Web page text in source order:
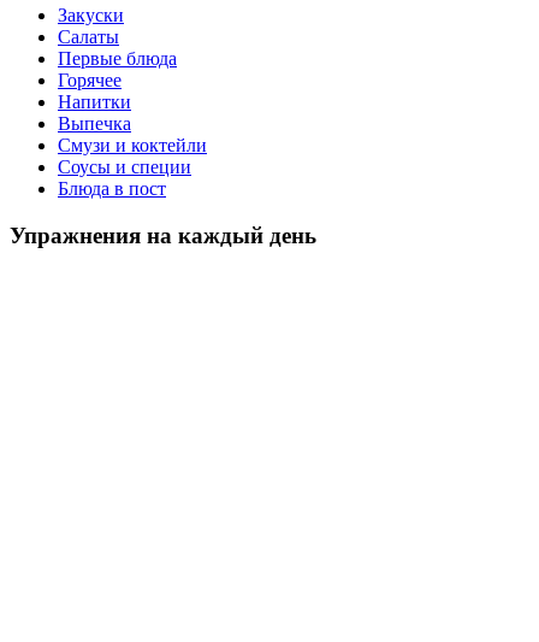
Закуски
Салаты
Первые блюда
Горячее
Напитки
Выпечка
Смузи и коктейли
Соусы и специи
Блюда в пост
Упражнения на каждый день